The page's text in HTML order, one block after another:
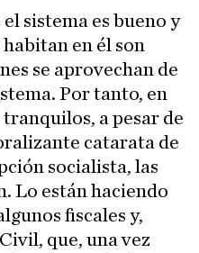
sistema es bueno y
en él son
se aprovechan de
Por tanto, en
a pesar de
catarata de
socialista, las
Lo están haciendo
fiscales y,
que, una vez